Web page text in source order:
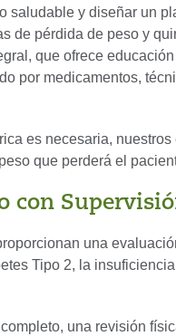
saludable y diseñar un
de pérdida de peso y
que ofrece
por medicamentos,
es necesaria,
que perderá el
con
una
Tipo 2, la
una revisión